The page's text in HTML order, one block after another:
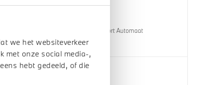
we het websiteverkeer
met onze social media-,
hebt gedeeld, of die
Helmond
30e xDrive M Sport Automaat
1 km2026
€ 76.809